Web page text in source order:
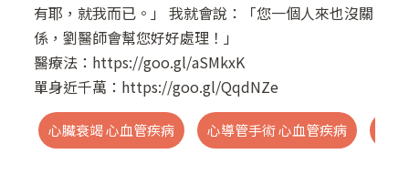
有耶，就我而已。」 我就會說：「您一個人來也沒關
係，劉醫師會幫您好好處理！」
醫療法： https://goo.gl/aSMkxK
單身近千萬： https://goo.gl/QqdNZe
心臟衰竭 心血管疾病 心導管手術 心血管疾病